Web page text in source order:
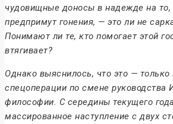
чудовищные доносы в надежде на то,
предпримут гонения, — это ли не
Понимают ли те, кто помогает этой
втягивает?
Однако выяснилось, что это —
спецоперации по смене руководства
философии. С середины текущего
массированное наступление с двух